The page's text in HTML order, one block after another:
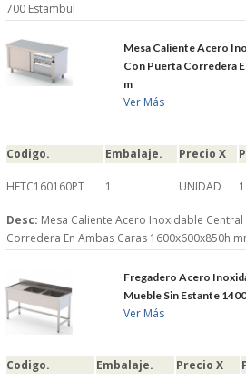
700 Estambul
Mesa Caliente Acero
Con Puerta Corredera
m
Ver Más
Codigo. Embalaje. Precio X
HFTC160160PT 1 UNIDAD
Desc: Mesa Caliente Acero Inoxidable
Corredera En Ambas Caras 1600x600x850h
Fregadero Acero
Mueble Sin Estante
Ver Más
Codigo. Embalaje. Precio X